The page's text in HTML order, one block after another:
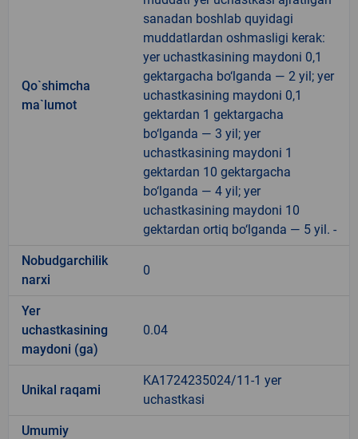
Qo`shimcha
ma`lumot
sanadan boshlab quyidagi
muddatlardan oshmasligi kerak:
yer uchastkasining maydoni 0,1
gektargacha bo‘lganda — 2 yil; yer
uchastkasining maydoni 0,1
gektardan 1 gektargacha
bo‘lganda — 3 yil; yer
uchastkasining maydoni 1
gektardan 10 gektargacha
bo‘lganda — 4 yil; yer
uchastkasining maydoni 10
gektardan ortiq bo‘lganda — 5 yil. -
Nobudgarchilik
narxi
0
Yer
uchastkasining
maydoni (ga)
0.04
Unikal raqami
KA1724235024/11-1 yer
uchastkasi
Umumiy